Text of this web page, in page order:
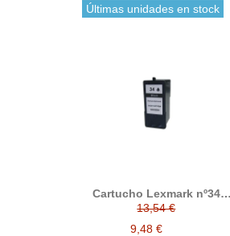
Últimas unidades en stock
Cartucho Lexmark nº34
negro compatible
018C0034E
13,54 €
9,48 €